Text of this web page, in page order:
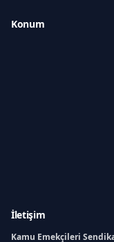
Konum
İletişim
Kamu Emekçileri